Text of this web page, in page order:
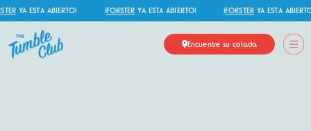
YA ESTÁ ABIERTO! FORSTERYA ESTÁ ABIERTO! FORSTERYA ESTÁ ABIERTO!
Encuentre su colada